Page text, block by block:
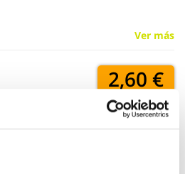
Ver más
2,60 €
Añadir al carrito